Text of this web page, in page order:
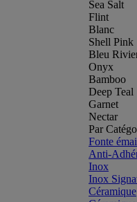
Sea Salt
Flint
Blanc
Shell Pink
Bleu
Onyx
Bamboo
Deep Teal
Garnet
Nectar
Par
Fonte
Anti-
Inox
Inox
Céramique